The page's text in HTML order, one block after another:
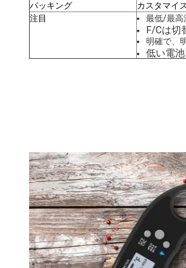
パッキング
カスタマイ
注目
最低/最高
F/Cは切
明確で、
低い電